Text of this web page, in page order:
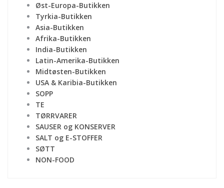
Øst-Europa-Butikken
Tyrkia-Butikken
Asia-Butikken
Afrika-Butikken
India-Butikken
Latin-Amerika-Butikken
Midtøsten-Butikken
USA & Karibia-Butikken
SOPP
TE
TØRRVARER
SAUSER og KONSERVER
SALT og E-STOFFER
SØTT
NON-FOOD